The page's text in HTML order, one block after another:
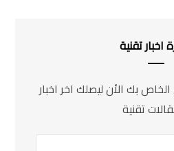
اخبار تقنية
الخاص بك الأن ليصلك اخر اخبار
تقنية